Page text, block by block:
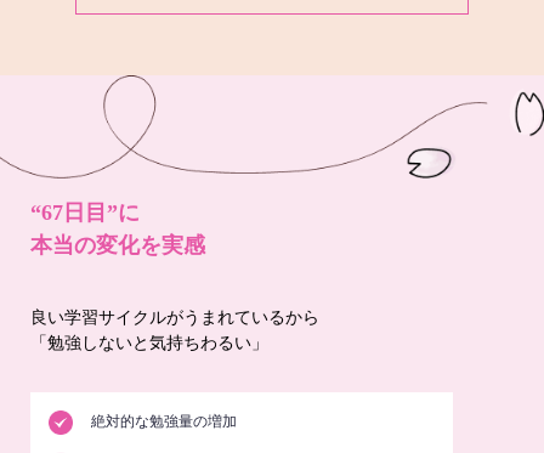
“67日目”に
本当の変化を実感
良い学習サイクルがうまれているから
「勉強しないと気持ちわるい」
絶対的な勉強量の増加